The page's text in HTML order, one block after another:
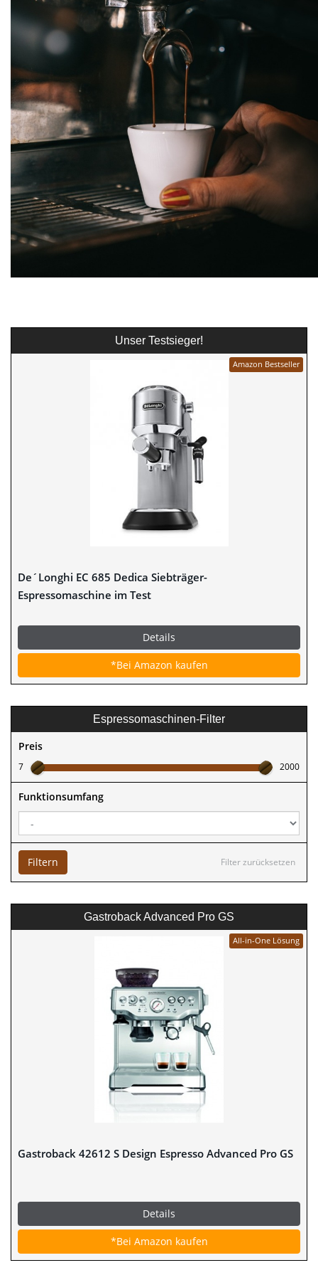
Unser Testsieger!
Amazon Bestseller
De´Longhi EC 685 Dedica Siebträger-
Espressomaschine im Test
Details
*Bei Amazon kaufen
Espressomaschinen-Filter
Preis
7 2000
Funktionsumfang
Filter zurücksetzen
Filtern
Gastroback Advanced Pro GS
All-in-One Lösung
Gastroback 42612 S Design Espresso Advanced Pro GS
Details
*Bei Amazon kaufen